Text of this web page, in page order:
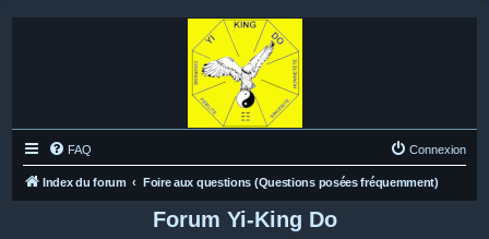
FAQ Connexion
Index du forum Foire aux questions (Questions posées fréquemment)
Forum Yi-King Do